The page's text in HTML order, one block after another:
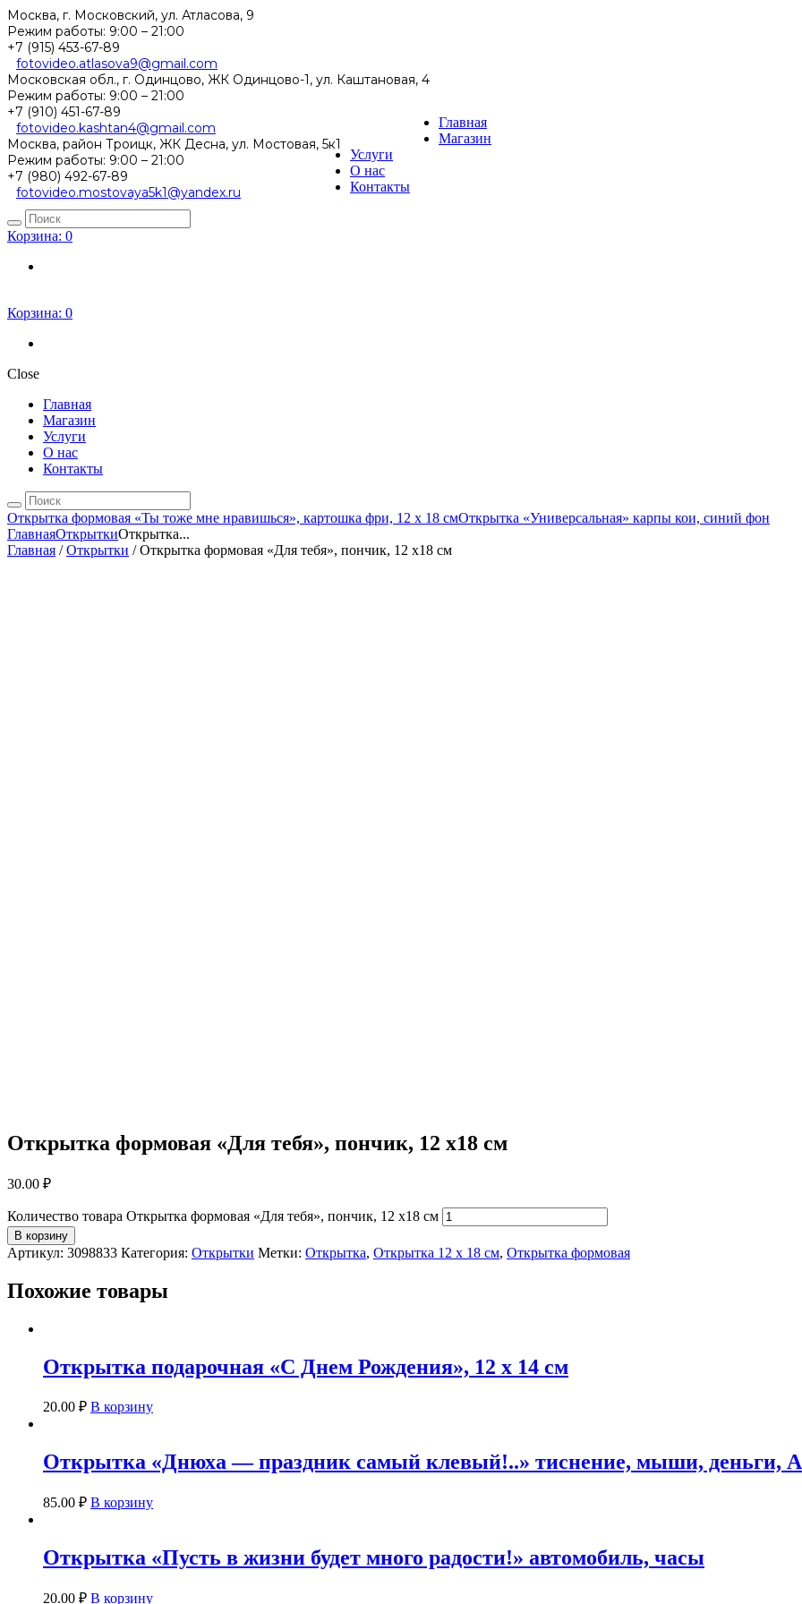
Москва, г. Московский, ул. Атласова, 9
Режим работы: 9:00 – 21:00
+7 (915) 453-67-89
fotovideo.atlasova9@gmail.com
Московская обл., г. Одинцово, ЖК Одинцово-1, ул. Каштановая, 4
Режим работы: 9:00 – 21:00
+7 (910) 451-67-89
fotovideo.kashtan4@gmail.com
Москва, район Троицк, ЖК Десна, ул. Мостовая, 5к1
Режим работы: 9:00 – 21:00
+7 (980) 492-67-89
fotovideo.mostovaya5k1@yandex.ru
Главная
Магазин
Услуги
О нас
Контакты
Корзина: 0
Корзина: 0
Close
Главная
Магазин
Услуги
О нас
Контакты
Открытка формовая «Ты тоже мне нравишься», картошка фри, 12 х 18 смОткрытка «Универсальная» карпы кои, синий фон
ГлавнаяОткрыткиОткрытка...
Главная /Открытки / Открытка формовая «Для тебя», пончик, 12 х18 см
Открытка формовая «Для тебя», пончик, 12 х18 см
30.00 ₽
Количество товара Открытка формовая «Для тебя», пончик, 12 х18 см
В корзину
Артикул: 3098833 Категория: Открытки Метки: Открытка, Открытка 12 х 18 см, Открытка формовая
Похожие товары
Открытка подарочная «С Днем Рождения», 12 х 14 см
20.00 ₽ В корзину
Открытка «Днюха — праздник самый клевый!..» тиснение, мыши, деньги,
85.00 ₽ В корзину
Открытка «Пусть в жизни будет много радости!» автомобиль, часы
20.00 ₽ В корзину